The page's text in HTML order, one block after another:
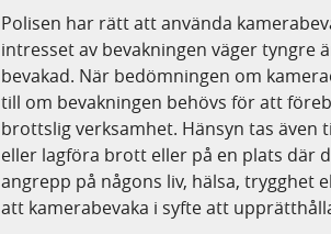
Polisen har rätt att använda
intresset av bevakningen väger tyngre
bevakad. När bedömningen om
till om bevakningen behövs för att
brottslig verksamhet. Hänsyn tas
eller lagföra brott eller på en plats där
angrepp på någons liv, hälsa, trygghet
att kamerabevaka i syfte att